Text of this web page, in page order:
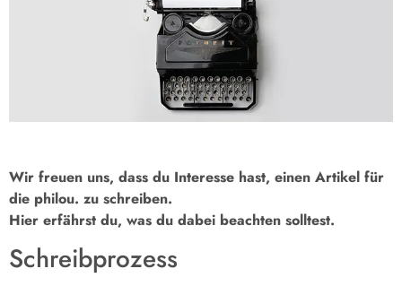
Wir freuen uns, dass du Interesse hast, einen Artikel für
die philou. zu schreiben.
Hier erfährst du, was du dabei beachten solltest.
Schreibprozess